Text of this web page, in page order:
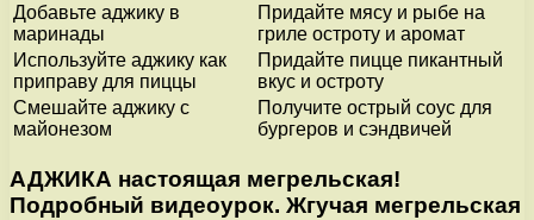
Добавьте аджику в
маринады
Придайте мясу и рыбе на
гриле остроту и аромат
Используйте аджику как
приправу для пиццы
Придайте пицце пикантный
вкус и остроту
Смешайте аджику с
майонезом
Получите острый соус для
бургеров и сэндвичей
АДЖИКА настоящая мегрельская!
Подробный видеоурок. Жгучая мегрельская